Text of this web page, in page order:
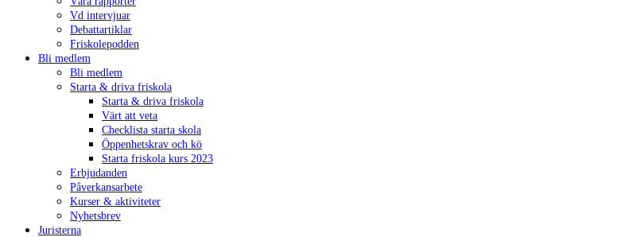
Vd intervjuar
Debattartiklar
Friskolepodden
Bli medlem
Bli medlem
Starta & driva friskola
Starta & driva friskola
Värt att veta
Checklista starta skola
Öppenhetskrav och kö
Starta friskola kurs 2023
Erbjudanden
Påverkansarbete
Kurser & aktiviteter
Nyhetsbrev
Juristerna